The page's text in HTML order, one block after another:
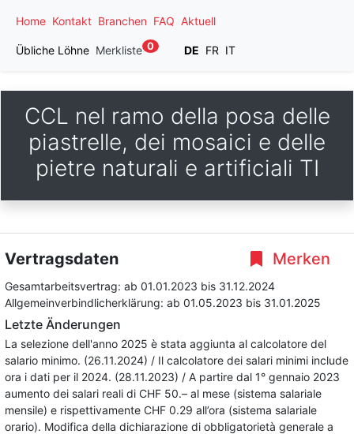
Home Kontakt Branchen FAQ Aktuell
Übliche Löhne Merkliste 0 DE FR IT
CCL nel ramo della posa delle
piastrelle, dei mosaici e delle
pietre naturali e artificiali TI
Merken
Vertragsdaten
Gesamtarbeitsvertrag: ab 01.01.2023 bis 31.12.2024
Allgemeinverbindlicherklärung: ab 01.05.2023 bis 31.01.2025
Letzte Änderungen
La selezione dell'anno 2025 è stata aggiunta al calcolatore del
salario minimo. (26.11.2024) / Il calcolatore dei salari minimi include
ora i dati per il 2024. (28.11.2023) / A partire dal 1° gennaio 2023
aumento dei salari reali di CHF 50.– al mese (sistema salariale
mensile) e rispettivamente CHF 0.29 all’ora (sistema salariale
orario). Modifica della dichiarazione di obbligatorietà generale a